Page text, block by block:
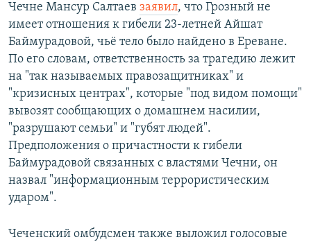
Чечне Мансур Салтаев заявил, что Грозный не
имеет отношения к гибели 23-летней Айшат
Баймурадовой, чьё тело было найдено в Ереване.
По его словам, ответственность за трагедию лежит
на "так называемых правозащитниках" и
"кризисных центрах", которые "под видом помощи"
вывозят сообщающих о домашнем насилии,
"разрушают семьи" и "губят людей".
Предположения о причастности к гибели
Баймурадовой связанных с властями Чечни, он
назвал "информационным террористическим
ударом".
Чеченский омбудсмен также выложил голосовые